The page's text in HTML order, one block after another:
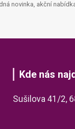
novinka, akční
Kde nás
Sušilova 41/2,